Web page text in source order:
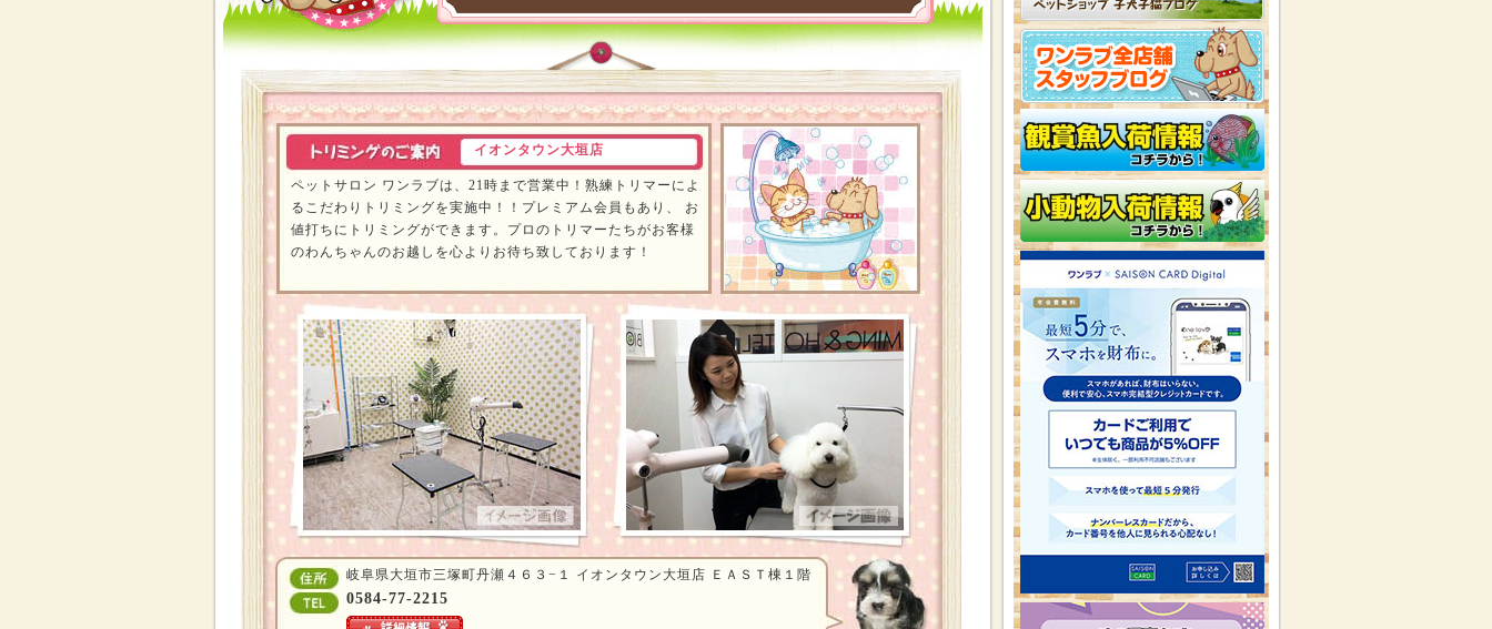
イオンタウン大垣店
ペットサロン ワンラブは、21時まで営業中！熟練トリマーによ
るこだわりトリミングを実施中！！プレミアム会員もあり、 お
値打ちにトリミングができます。プロのトリマーたちがお客様
のわんちゃんのお越しを心よりお待ち致しております！
岐阜県大垣市三塚町丹瀬４６３−１ イオンタウン大垣店 ＥＡＳＴ棟１階
0584-77-2215